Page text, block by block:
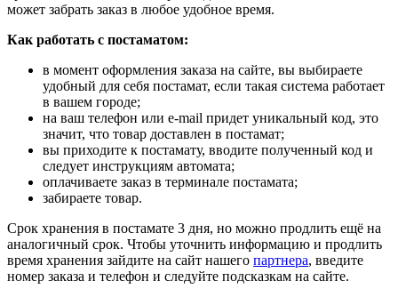
может забрать заказ в любое удобное время.
Как работать с постаматом:
в момент оформления заказа на сайте, вы выбираете
удобный для себя постамат, если такая система работает
в вашем городе;
на ваш телефон или e-mail придет уникальный код, это
значит, что товар доставлен в постамат;
вы приходите к постамату, вводите полученный код и
следует инструкциям автомата;
оплачиваете заказ в терминале постамата;
забираете товар.
Срок хранения в постамате 3 дня, но можно продлить ещё на
аналогичный срок. Чтобы уточнить информацию и продлить
время хранения зайдите на сайт нашего партнера, введите
номер заказа и телефон и следуйте подсказкам на сайте.